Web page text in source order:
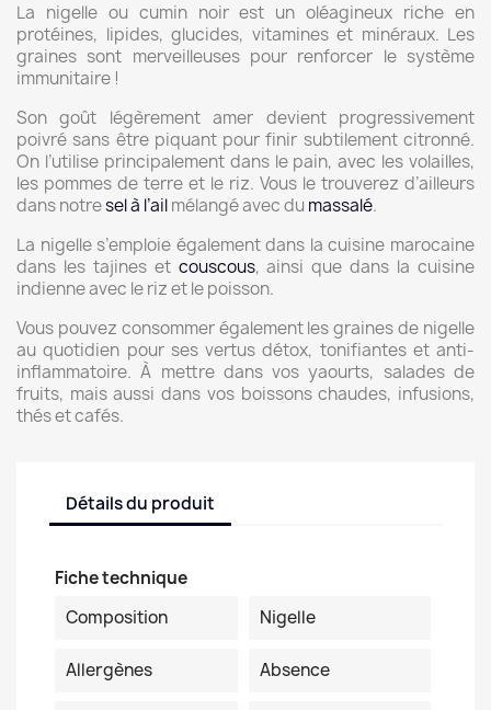
La nigelle ou cumin noir est un oléagineux riche en
protéines, lipides, glucides, vitamines et minéraux. Les
graines sont merveilleuses pour renforcer le système
immunitaire !
Son goût légèrement amer devient progressivement
poivré sans être piquant pour finir subtilement citronné.
On l’utilise principalement dans le pain, avec les volailles,
les pommes de terre et le riz. Vous le trouverez d’ailleurs
dans notresel à l’ailmélangé avec dumassalé.
La nigelle s’emploie également dans la cuisine marocaine
dans les tajines et couscous, ainsi que dans la cuisine
indienne avec le riz et le poisson.
Vous pouvez consommer également les graines de nigelle
au quotidien pour ses vertus détox, tonifiantes et anti-
inflammatoire. À mettre dans vos yaourts, salades de
fruits, mais aussi dans vos boissons chaudes, infusions,
thés et cafés.
Détails du produit
Fiche technique
Composition
Nigelle
Allergènes Absence